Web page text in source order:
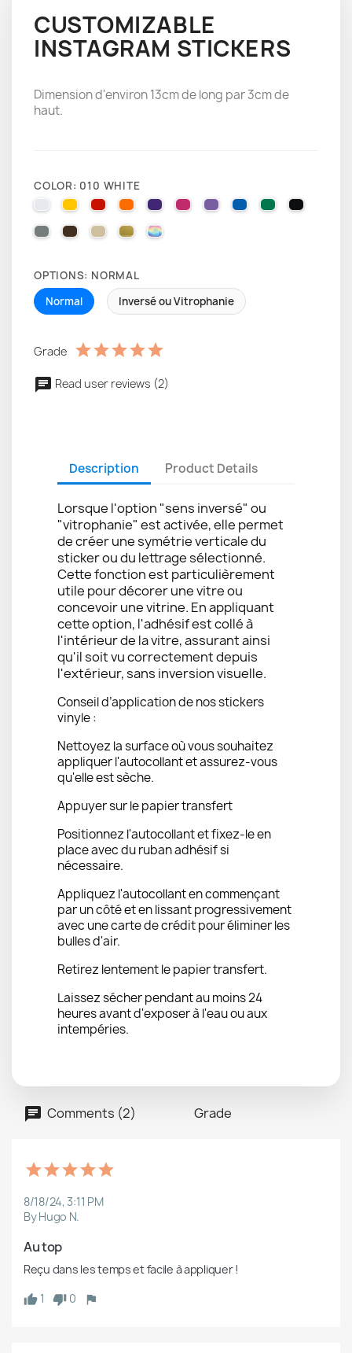
CUSTOMIZABLE
INSTAGRAM STICKERS
Dimension d'environ 13cm de long par 3cm de
haut.
COLOR: 010 WHITE
010 WHITE025 BRIMSTONE YELLOW
031 RED035 PASTEL ORANGE
040 VIOLET
041 PINK043 LAVENDER
051 GENTIAN BLUE
061 GREEN
070
071 GREY080 BROWN
082 BEIGE
091 GOLD000 HOLOGRAPHIQUE
OPTIONS: NORMAL
Normal
Inversé ou Vitrophanie
Grade
Read user reviews (2)
Description Product Details
Lorsque l'option "sens inversé" ou
"vitrophanie" est activée, elle permet
de créer une symétrie verticale du
sticker ou du lettrage sélectionné.
Cette fonction est particulièrement
utile pour décorer une vitre ou
concevoir une vitrine. En appliquant
cette option, l'adhésif est collé à
l'intérieur de la vitre, assurant ainsi
qu'il soit vu correctement depuis
l'extérieur, sans inversion visuelle.
Conseil d’application de nos stickers
vinyle :
Nettoyez la surface où vous souhaitez
appliquer l'autocollant et assurez-vous
qu'elle est sèche.
Appuyer sur le papier transfert
Positionnez l'autocollant et fixez-le en
place avec du ruban adhésif si
nécessaire.
Appliquez l'autocollant en commençant
par un côté et en lissant progressivement
avec une carte de crédit pour éliminer les
bulles d'air.
Retirez lentement le papier transfert.
Laissez sécher pendant au moins 24
heures avant d'exposer à l'eau ou aux
intempéries.
Comments (2) Grade
8/18/24, 3:11 PM
By Hugo N.
Au top
Reçu dans les temps et facile à appliquer !
1
0